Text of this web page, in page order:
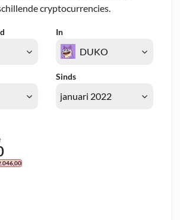
cryptocurrencies.
In
Sinds